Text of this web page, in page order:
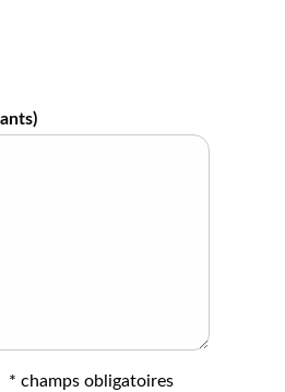
* champs obligatoires